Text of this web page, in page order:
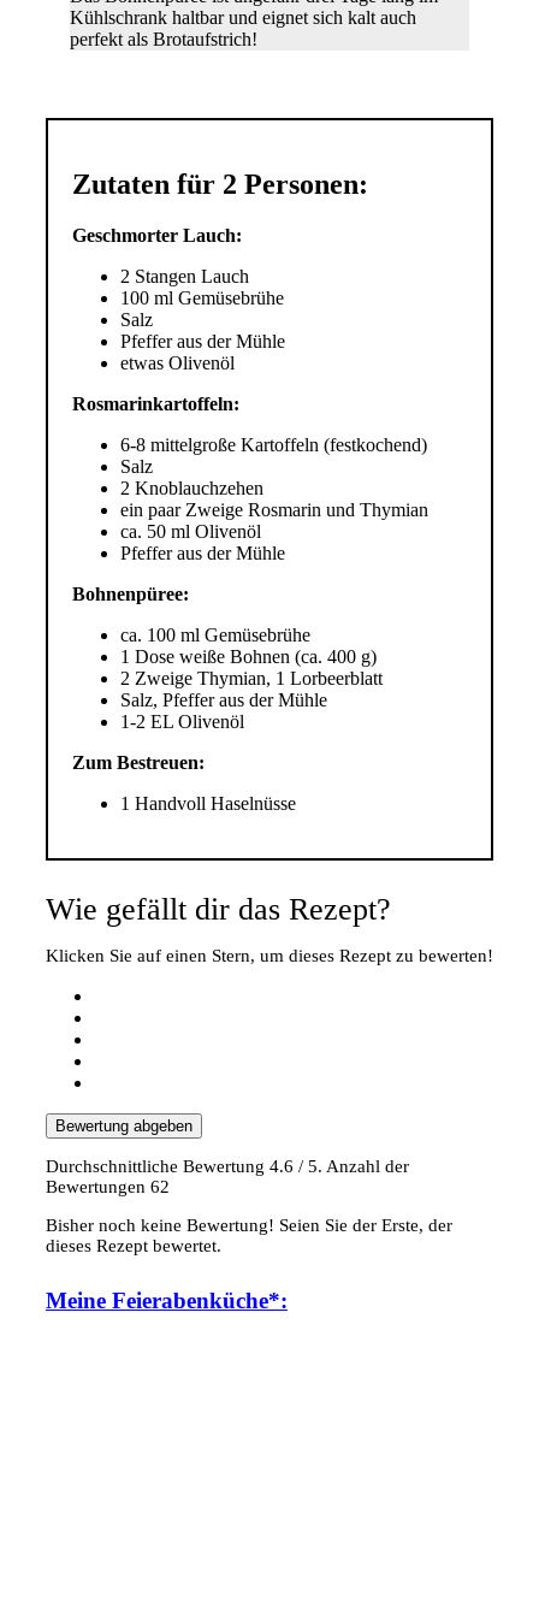
Kühlschrank haltbar und eignet sich kalt auch
perfekt als Brotaufstrich!
Zutaten für 2 Personen:
Geschmorter Lauch:
2 Stangen Lauch
100 ml Gemüsebrühe
Salz
Pfeffer aus der Mühle
etwas Olivenöl
Rosmarinkartoffeln:
6-8 mittelgroße Kartoffeln (festkochend)
Salz
2 Knoblauchzehen
ein paar Zweige Rosmarin und Thymian
ca. 50 ml Olivenöl
Pfeffer aus der Mühle
Bohnenpüree:
ca. 100 ml Gemüsebrühe
1 Dose weiße Bohnen (ca. 400 g)
2 Zweige Thymian, 1 Lorbeerblatt
Salz, Pfeffer aus der Mühle
1-2 EL Olivenöl
Zum Bestreuen:
1 Handvoll Haselnüsse
Wie gefällt dir das Rezept?
Klicken Sie auf einen Stern, um dieses Rezept zu bewerten!
Bewertung abgeben
Durchschnittliche Bewertung 4.6 / 5. Anzahl der
Bewertungen 62
Bisher noch keine Bewertung! Seien Sie der Erste, der
dieses Rezept bewertet.
Meine Feierabenküche*: